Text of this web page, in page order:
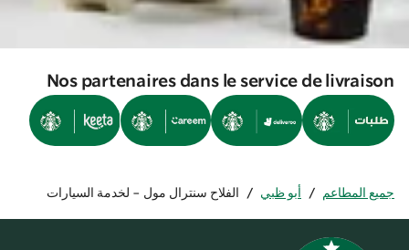
Nos partenaires dans le service de livraison
جميع المطاعم / أبو ظبي / الفلاح سنترال مول - لخدمة السيارات